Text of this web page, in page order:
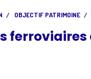
OBJECTIF PATRIMOINE
ferroviaires